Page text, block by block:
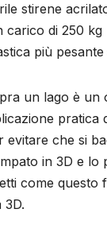
stirene
di 250
più
un lago è un
evitare che si
in 3D e lo
come questo
3D.